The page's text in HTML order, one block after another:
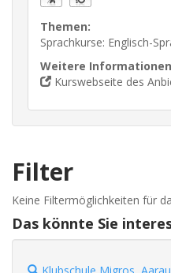
Themen:
Sprachkurse: Englisch-
Weitere
Kurswebseite des
Filter
Keine Filtermöglichkeiten für
Das könnte Sie